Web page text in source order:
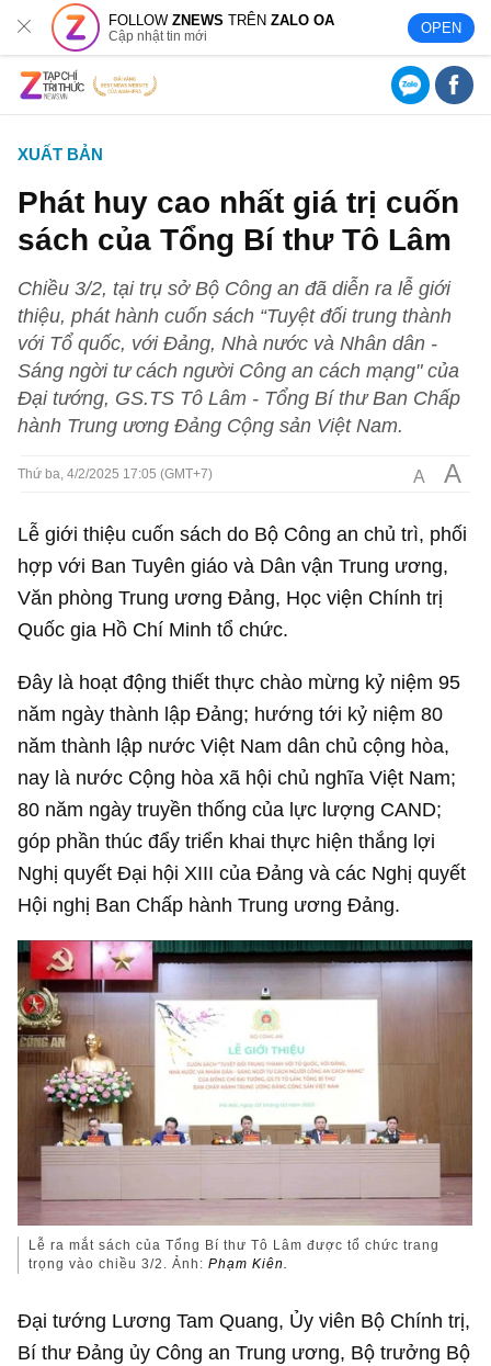
FOLLOWZNEWS TRÊNZALO OA
Cập nhật tin mới OPEN
XUẤT BẢN
Phát huy cao nhất giá trị cuốn
sách của Tổng Bí thư Tô Lâm
Chiều 3/2, tại trụ sở Bộ Công an đã diễn ra lễ giới
thiệu, phát hành cuốn sách “Tuyệt đối trung thành
với Tổ quốc, với Đảng, Nhà nước và Nhân dân -
Sáng ngời tư cách người Công an cách mạng" của
Đại tướng, GS.TS Tô Lâm - Tổng Bí thư Ban Chấp
hành Trung ương Đảng Cộng sản Việt Nam.
Thứ ba, 4/2/2025 17:05 (GMT+7) A A
Lễ giới thiệu cuốn sách do Bộ Công an chủ trì, phối
hợp với Ban Tuyên giáo và Dân vận Trung ương,
Văn phòng Trung ương Đảng, Học viện Chính trị
Quốc gia Hồ Chí Minh tổ chức.
Đây là hoạt động thiết thực chào mừng kỷ niệm 95
năm ngày thành lập Đảng; hướng tới kỷ niệm 80
năm thành lập nước Việt Nam dân chủ cộng hòa,
nay là nước Cộng hòa xã hội chủ nghĩa Việt Nam;
80 năm ngày truyền thống của lực lượng CAND;
góp phần thúc đẩy triển khai thực hiện thắng lợi
Nghị quyết Đại hội XIII của Đảng và các Nghị quyết
Hội nghị Ban Chấp hành Trung ương Đảng.
Lễ ra mắt sách của Tổng Bí thư Tô Lâm được tổ chức trang
trọng vào chiều 3/2. Ảnh: Phạm Kiên.
Đại tướng Lương Tam Quang, Ủy viên Bộ Chính trị,
Bí thư Đảng ủy Công an Trung ương, Bộ trưởng Bộ